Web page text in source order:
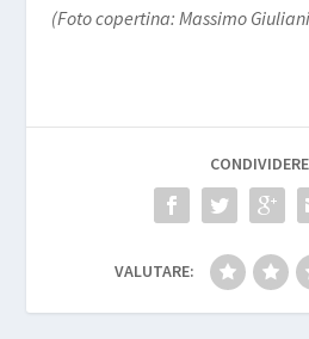
(Foto copertina: Massimo
VALUTARE: